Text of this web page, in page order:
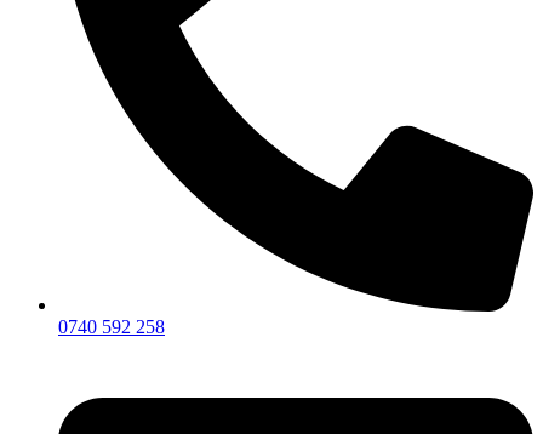
0740 592 258